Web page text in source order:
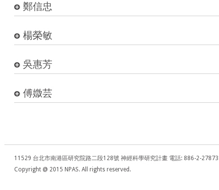
鄭信忠
楊榮敏
吳惠芳
傅媺芸
11529 台北市南港區研究院路二段128號 神經科學研究計畫 電話: 886-2-
Copyright @ 2015 NPAS. All rights reserved.